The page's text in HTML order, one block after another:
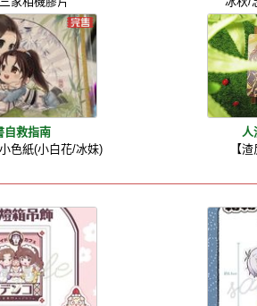
自救指南
色紙(小白花/冰妹)
人
【